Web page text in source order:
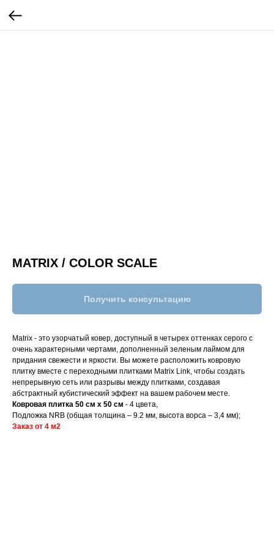
MATRIX / COLOR SCALE
Получить консультацию
Matrix - это узорчатый ковер, доступный в четырех оттенках серого с
очень характерными чертами, дополненный зеленым лаймом для
придания свежести и яркости. Вы можете расположить ковровую
плитку вместе с переходными плитками Matrix Link, чтобы создать
непрерывную сеть или разрывы между плитками, создавая
абстрактный кубистический эффект на вашем рабочем месте.
Ковровая плитка 50 см x 50 см - 4 цвета,
Подложка NRB (общая толщина – 9.2 мм, высота ворса – 3,4 мм);
Заказ от 4 м2